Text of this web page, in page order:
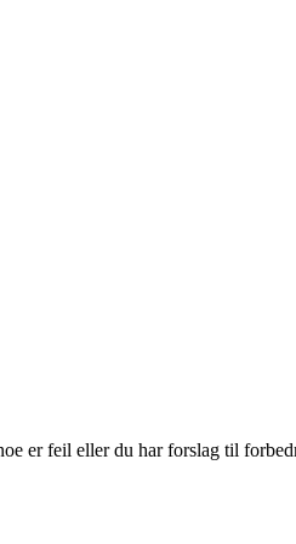
er feil eller du har forslag til